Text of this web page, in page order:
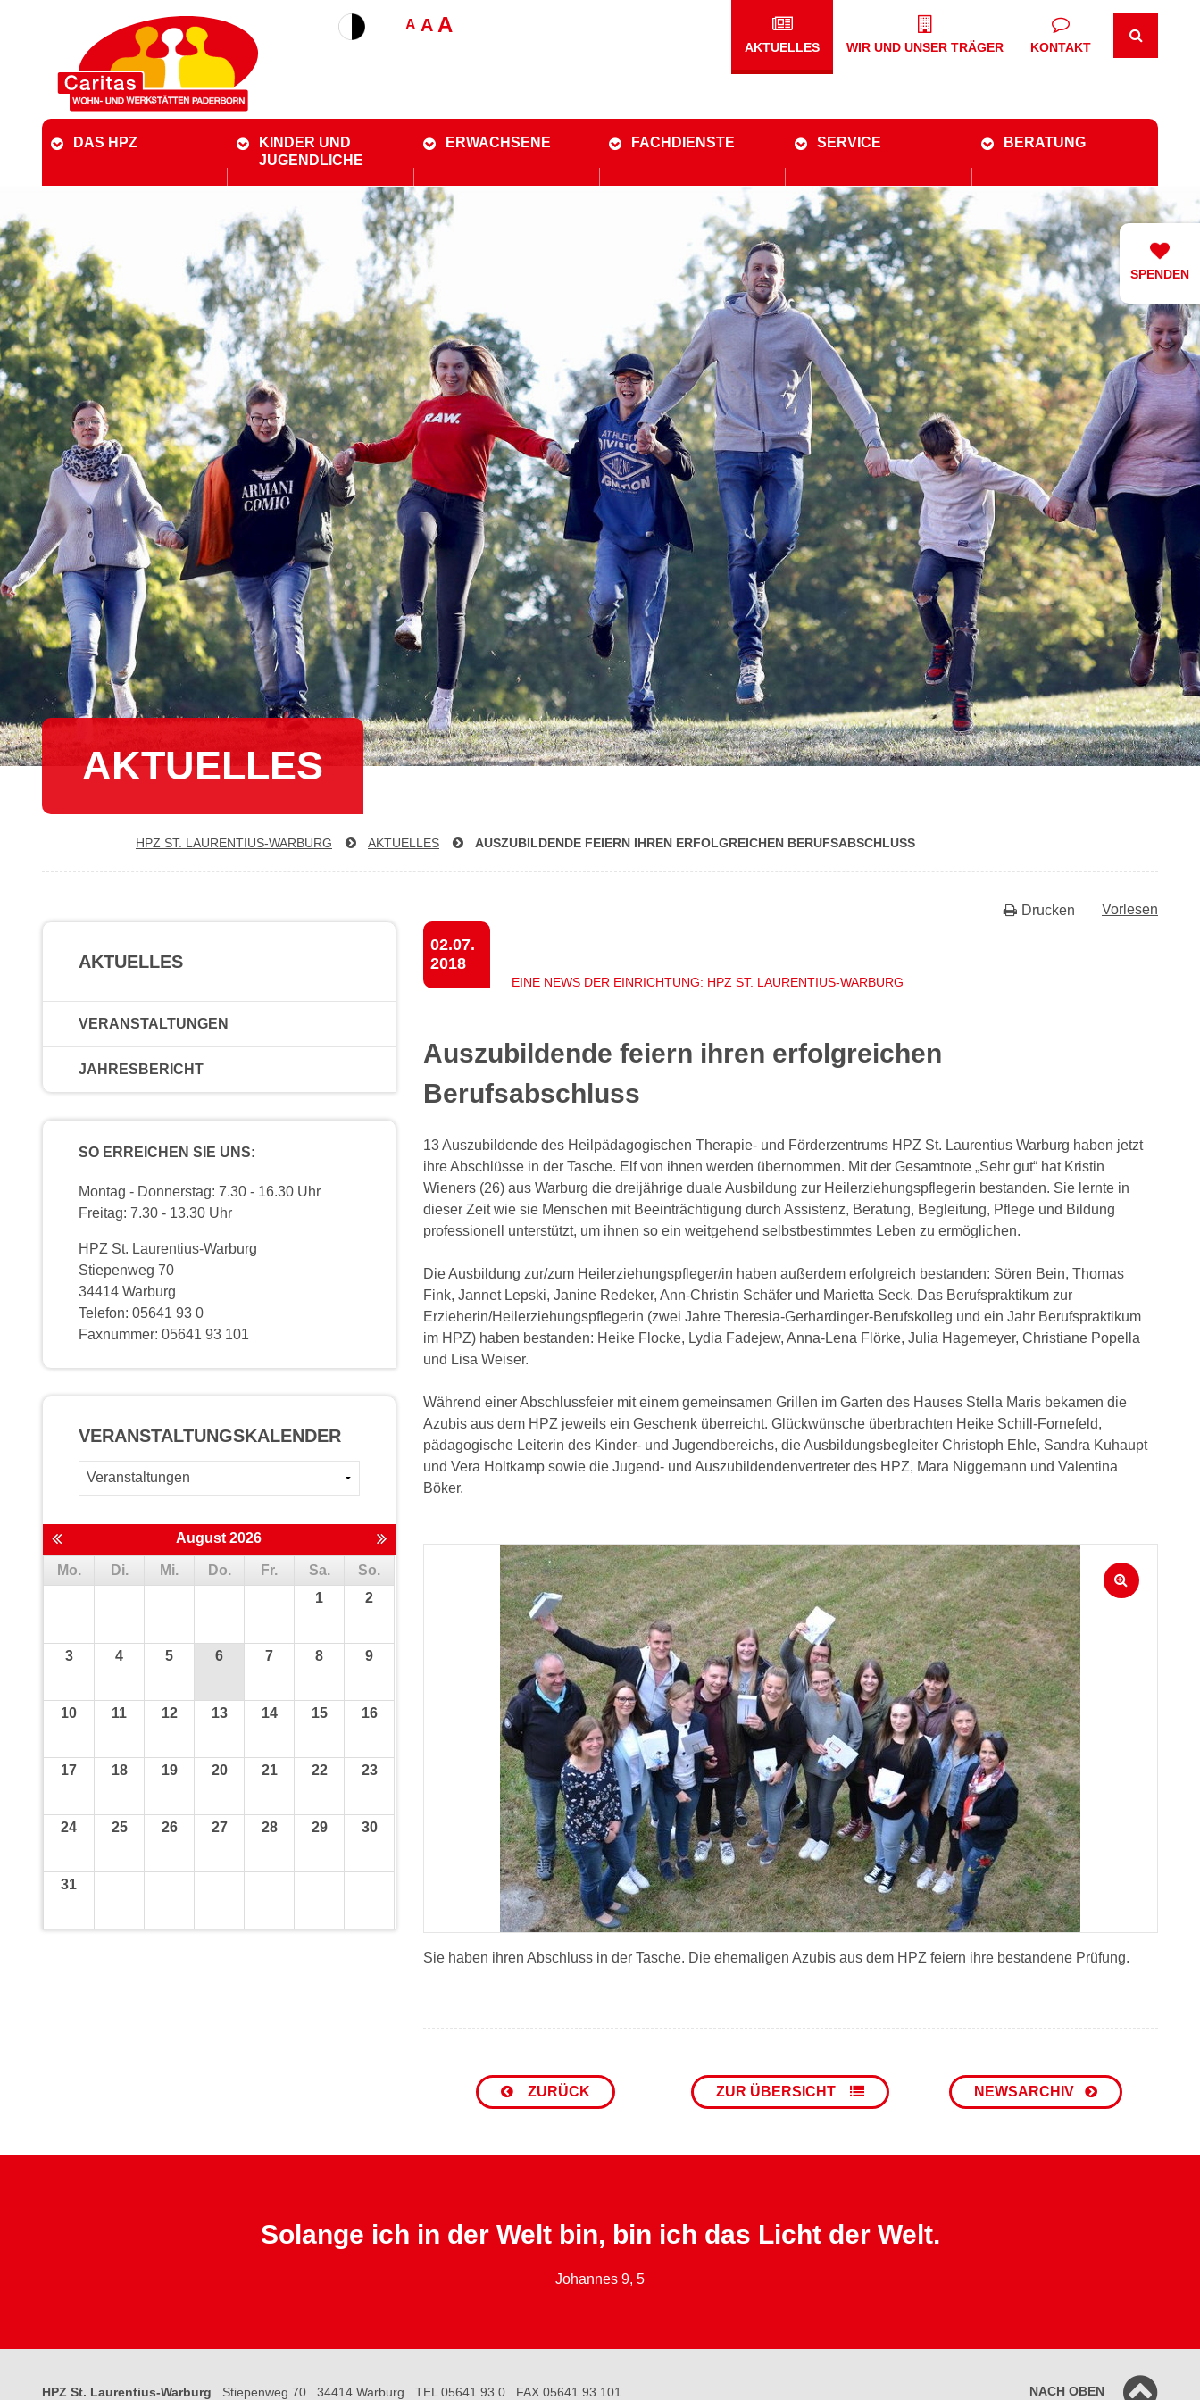
A A A
AKTUELLES WIR UND UNSER TRÄGER KONTAKT
DAS HPZ
KINDER UND
JUGENDLICHE
ERWACHSENE FACHDIENSTE SERVICE BERATUNG
AKTUELLES
HPZ ST. LAU­REN­TI­US-WAR­BURG AKTUELLES AUS­ZU­BIL­DEN­DE FEIERN IHREN ER­FOLG­REI­CHEN BE­RUFS­AB­SCHLUSS
Vorlesen
Drucken
02.07.
2018
EINE NEWS DER EINRICHTUNG: HPZ ST. LAURENTIUS-WARBURG
Auszubildende feiern ihren erfolgreichen
Berufsabschluss
13 Auszubildende des Heilpädagogischen Therapie- und Förderzentrums HPZ St. Laurentius Warburg haben jetzt
ihre Abschlüsse in der Tasche. Elf von ihnen werden übernommen. Mit der Gesamtnote „Sehr gut“ hat Kristin
Wieners (26) aus Warburg die dreijährige duale Ausbildung zur Heilerziehungspflegerin bestanden. Sie lernte in
dieser Zeit wie sie Menschen mit Beeinträchtigung durch Assistenz, Beratung, Begleitung, Pflege und Bildung
professionell unterstützt, um ihnen so ein weitgehend selbstbestimmtes Leben zu ermöglichen.
Die Ausbildung zur/zum Heilerziehungspfleger/in haben außerdem erfolgreich bestanden: Sören Bein, Thomas
Fink, Jannet Lepski, Janine Redeker, Ann-Christin Schäfer und Marietta Seck. Das Berufspraktikum zur
Erzieherin/Heilerziehungspflegerin (zwei Jahre Theresia-Gerhardinger-Berufskolleg und ein Jahr Berufspraktikum
im HPZ) haben bestanden: Heike Flocke, Lydia Fadejew, Anna-Lena Flörke, Julia Hagemeyer, Christiane Popella
und Lisa Weiser.
Während einer Abschlussfeier mit einem gemeinsamen Grillen im Garten des Hauses Stella Maris bekamen die
Azubis aus dem HPZ jeweils ein Geschenk überreicht. Glückwünsche überbrachten Heike Schill-Fornefeld,
pädagogische Leiterin des Kinder- und Jugendbereichs, die Ausbildungsbegleiter Christoph Ehle, Sandra Kuhaupt
und Vera Holtkamp sowie die Jugend- und Auszubildendenvertreter des HPZ, Mara Niggemann und Valentina
Böker.
Sie haben ihren Abschluss in der Tasche. Die ehemaligen Azubis aus dem HPZ feiern ihre bestandene Prüfung.
ZURÜCK ZUR ÜBERSICHT NEWSARCHIV
AKTUELLES
VERANSTALTUNGEN
JAHRESBERICHT
SO ERREICHEN SIE UNS:
Montag - Donnerstag: 7.30 - 16.30 Uhr
Freitag: 7.30 - 13.30 Uhr
HPZ St. Laurentius-Warburg
Stiepenweg 70
34414 Warburg
Telefon: 05641 93 0
Faxnummer: 05641 93 101
VERANSTALTUNGS­KALENDER
August 2026
Mo. Di. Mi. Do. Fr. Sa.
So.
1
2
3 4 5 6 7 8 9
10 11 12 13 14 15 16
17 18 19 20 21 22 23
24 25 26 27 28 29 30
31
Solange ich in der Welt bin, bin ich das Licht der Welt.
Johannes 9, 5
SPENDEN
HPZ St. Laurentius-Warburg Stiepenweg 70 34414 Warburg TEL 05641 93 0 FAX 05641 93 101 NACH OBEN